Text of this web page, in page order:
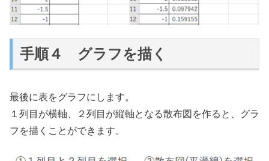
手順４ グラフを描く
最後に表をグラフにします。
１列目が横軸、２列目が縦軸となる散布図を作ると、グラ
フを描くことができます。